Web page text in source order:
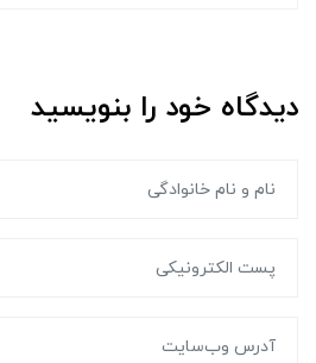
دیدگاه خود را بنویسید